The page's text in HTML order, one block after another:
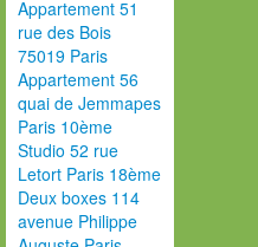
Appartement 51
rue des Bois
75019 Paris
Appartement 56
quai de Jemmapes
Paris 10ème
Studio 52 rue
Letort Paris 18ème
Deux boxes 114
avenue Philippe